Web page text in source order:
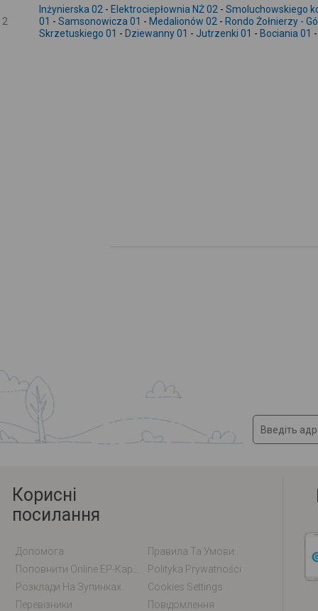
2
Inżynierska 02 - Elektrociepłownia NŻ 02 - Smoluchowskiego
01 - Samsonowicza 01 - Medalionów 02 - Rondo Żołnierzy -
Skrzetuskiego 01 - Dziewanny 01 - Jutrzenki 01 - Bociania 01
Корисні
посилання
Допомога
Правила Та Умови
Polityka Prywatności
Розклади На Зупинках
Cookies Settings
Перевізники
Повідомлення